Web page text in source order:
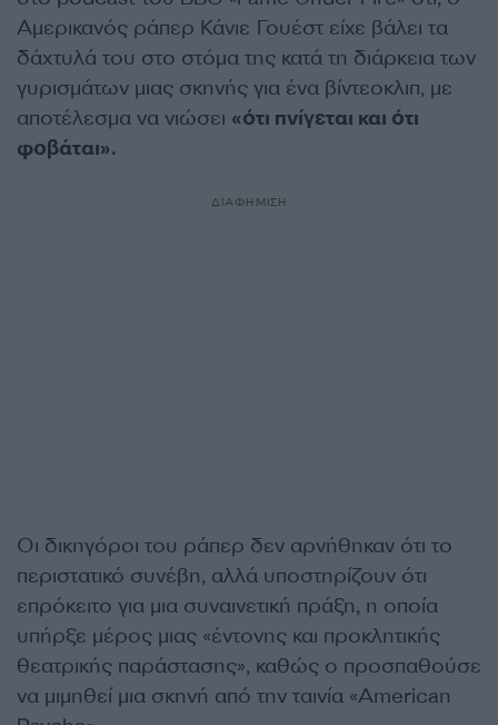
Αμερικανός ράπερ Κάνιε Γουέστ είχε βάλει τα
δάχτυλά του στο στόμα της κατά τη διάρκεια των
γυρισμάτων μιας σκηνής για ένα βίντεοκλιπ, με
αποτέλεσμα να νιώσει «ότι πνίγεται και ότι
φοβάται».
ΔΙΑΦΗΜΙΣΗ
Οι δικηγόροι του ράπερ δεν αρνήθηκαν ότι το
περιστατικό συνέβη, αλλά υποστηρίζουν ότι
επρόκειτο για μια συναινετική πράξη, η οποία
υπήρξε μέρος μιας «έντονης και προκλητικής
θεατρικής παράστασης», καθώς ο προσπαθούσε
να μιμηθεί μια σκηνή από την ταινία «American